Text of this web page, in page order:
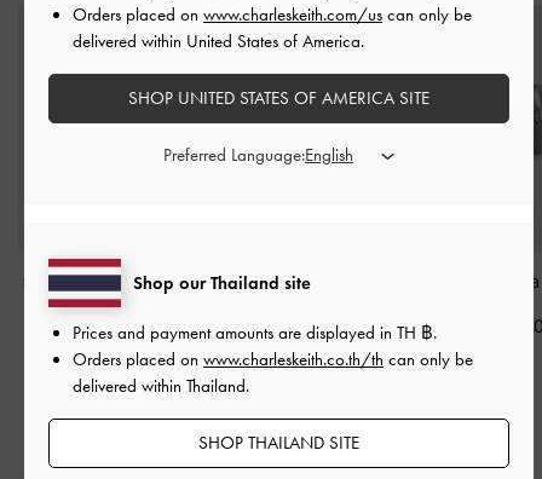
กำไลข้อมือรุ่น Donora-
สีเงิน
฿1,290.00
สร้อยคอพร้อมจี้รุ่น
฿1,290.00
ต่างหูรุ่น
฿1,290.00
Shop our Thailand site
Prices and payment amounts are displayed in TH ฿.
Orders placed on www.charleskeith.co.th/th can only be
delivered within Thailand.
SHOP THAILAND SITE
Orders placed on www.charleskeith.com/us can only be
delivered within United States of America.
SHOP UNITED STATES OF AMERICA SITE
Preferred Language: